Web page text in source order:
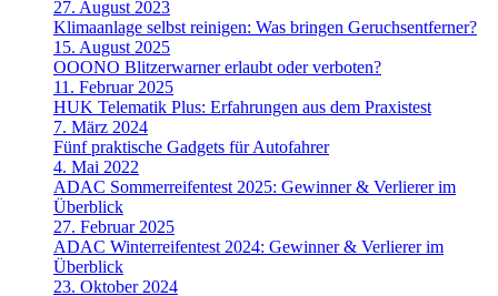
27. August 2023
Klimaanlage selbst reinigen: Was bringen Geruchsentferner?
15. August 2025
OOONO Blitzerwarner erlaubt oder verboten?
11. Februar 2025
HUK Telematik Plus: Erfahrungen aus dem Praxistest
7. März 2024
Fünf praktische Gadgets für Autofahrer
4. Mai 2022
ADAC Sommerreifentest 2025: Gewinner & Verlierer im
Überblick
27. Februar 2025
ADAC Winterreifentest 2024: Gewinner & Verlierer im
Überblick
23. Oktober 2024